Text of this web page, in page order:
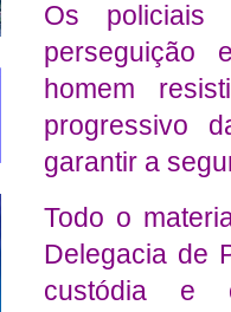
Os policiais
perseguição
homem
progressivo
garantir a
Todo o
Delegacia de
custódia e